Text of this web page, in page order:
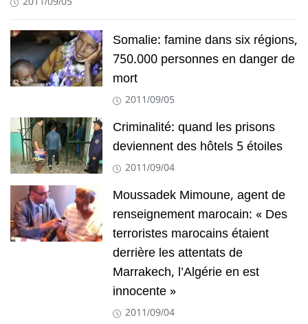
Somalie: famine dans six régions,
750.000 personnes en danger de
mort
2011/09/05
Criminalité: quand les prisons
deviennent des hôtels 5 étoiles
2011/09/04
Moussadek Mimoune, agent de
renseignement marocain: « Des
terroristes marocains étaient
derrière les attentats de
Marrakech, l’Algérie en est
innocente »
2011/09/04